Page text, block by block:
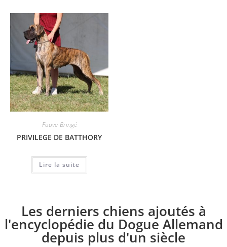
Fauve-Bringé
PRIVILEGE DE BATTHORY
Lire la suite
Les derniers chiens ajoutés à
l'encyclopédie du Dogue Allemand
depuis plus d'un siècle